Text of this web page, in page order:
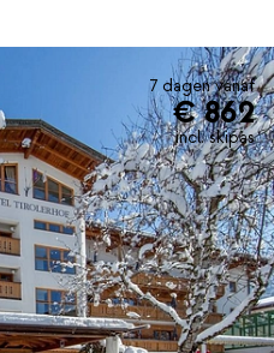
hotel geniet je van heerlijke
met verse, lokale producten.
7 dagen vanaf
€ 862
incl. skipas